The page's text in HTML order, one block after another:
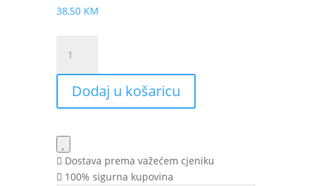
38,50 KM
Allernova
400
količina
Dodaj u košaricu
Dostava prema važećem cjeniku
100% sigurna kupovina